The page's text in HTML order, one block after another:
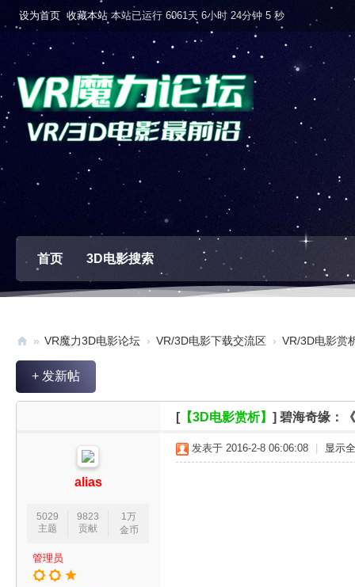
设为首页 收藏本站 本站已运行 6061天 6小时 24分钟 6 秒
首页 3D电影搜索
V
» VR魔力3D电影论坛 › VR/3D电影下载交流区 › VR/3D电影赏
+ 发新帖
[【3D电影赏析】 ] 碧海奇缘：
alias
5029
主题
9823
贡献
1万
金币
管理员
发表于 2016-2-8 06:06:08 显示